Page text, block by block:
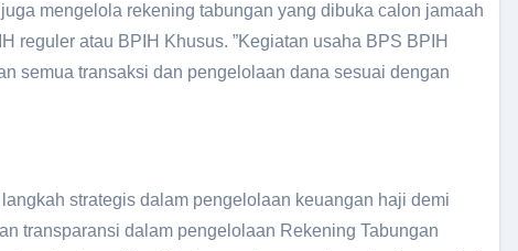
mengelola rekening tabungan yang dibuka calon jamaah
reguler atau BPIH Khusus. ”Kegiatan usaha BPS BPIH
semua transaksi dan pengelolaan dana sesuai dengan
strategis dalam pengelolaan keuangan haji demi
transparansi dalam pengelolaan Rekening Tabungan